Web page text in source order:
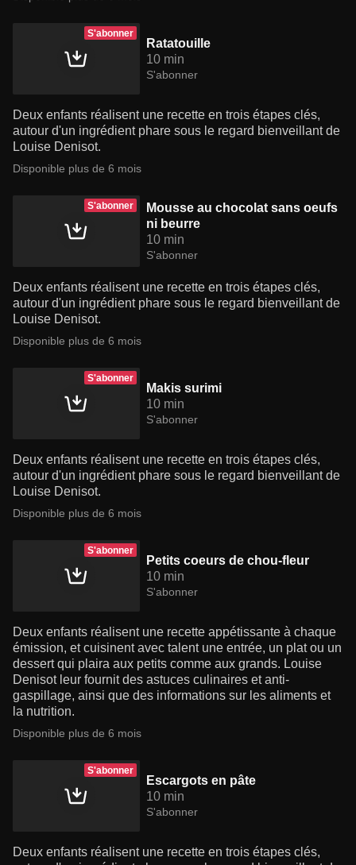
S'abonner
Ratatouille
10 min
S'abonner
Deux enfants réalisent une recette en trois étapes clés,
autour d'un ingrédient phare sous le regard bienveillant de
Louise Denisot.
Disponible plus de 6 mois
S'abonner
Mousse au chocolat sans oeufs
ni beurre
10 min
S'abonner
Deux enfants réalisent une recette en trois étapes clés,
autour d'un ingrédient phare sous le regard bienveillant de
Louise Denisot.
Disponible plus de 6 mois
S'abonner
Makis surimi
10 min
S'abonner
Deux enfants réalisent une recette en trois étapes clés,
autour d'un ingrédient phare sous le regard bienveillant de
Louise Denisot.
Disponible plus de 6 mois
S'abonner
Petits coeurs de chou-fleur
10 min
S'abonner
Deux enfants réalisent une recette appétissante à chaque
émission, et cuisinent avec talent une entrée, un plat ou un
dessert qui plaira aux petits comme aux grands. Louise
Denisot leur fournit des astuces culinaires et anti-
gaspillage, ainsi que des informations sur les aliments et
la nutrition.
Disponible plus de 6 mois
S'abonner
Escargots en pâte
10 min
S'abonner
Deux enfants réalisent une recette en trois étapes clés,